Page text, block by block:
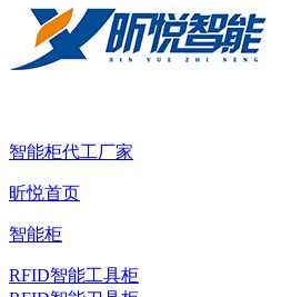
智能柜代工厂家
昕悦首页
智能柜
RFID智能工具柜